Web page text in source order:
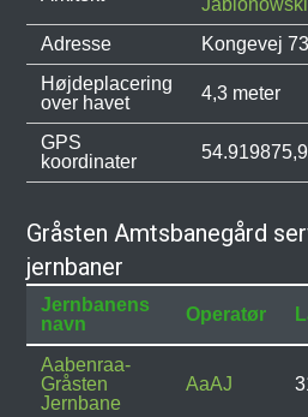
Jablonowski
Adresse
Kongevej
Højdeplacering
over havet
4,3 meter
GPS
koordinater
Gråsten Amtsbanegård
jernbaner
Jernbanens
navn
Operatør
Aabenraa-
Gråsten
Jernbane
AaAJ